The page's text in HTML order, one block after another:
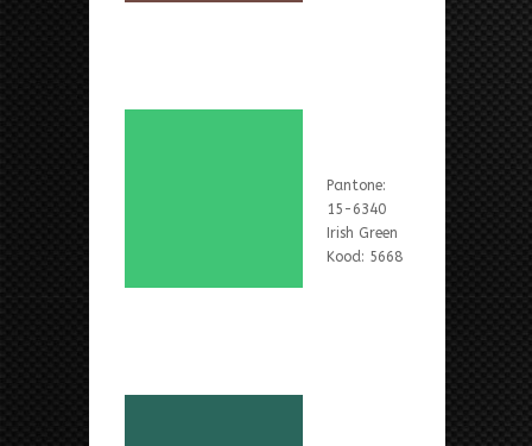
Pantone:
15-6340
Irish Green
Kood: 5668